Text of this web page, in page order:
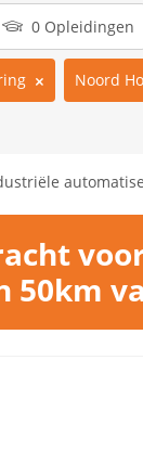
0 Opleidingen
Noord
50km